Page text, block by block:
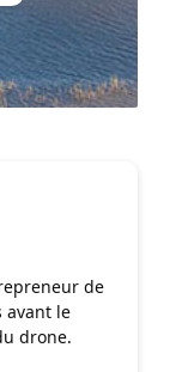
de
avant le
drone.